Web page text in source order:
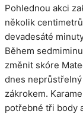
Pohlednou akci
několik
devadesáté
Během
změnit skóre
dnes
zákrokem.
potřebné tři body